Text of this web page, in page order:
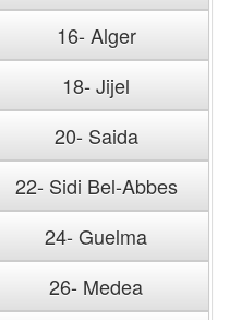
16- Alger
18- Jijel
20- Saida
22- Sidi Bel-Abbes
24- Guelma
26- Medea